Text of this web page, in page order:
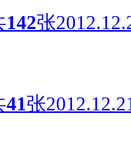
142张
41张